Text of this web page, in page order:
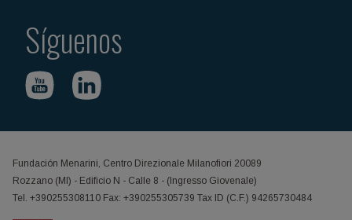
Síguenos
Fundación Menarini, Centro Direzionale Milanofiori 20089
Rozzano (MI) - Edificio N - Calle 8 - (Ingresso Giovenale)
Tel. +390255308110 Fax: +390255305739 Tax ID (C.F.) 94265730484